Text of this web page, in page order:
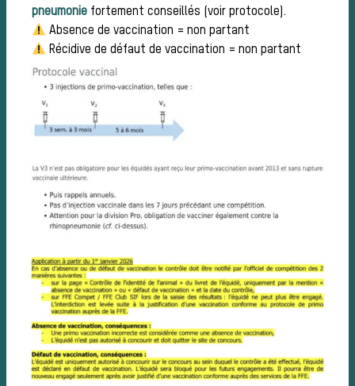
pneumonie fortement conseillés (voir protocole).
Absence de vaccination = non partant
Récidive de défaut de vaccination = non partant